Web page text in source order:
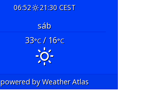
06:52 21:30 CEST
sáb
33°C/ 16°C
powered byWeather Atlas